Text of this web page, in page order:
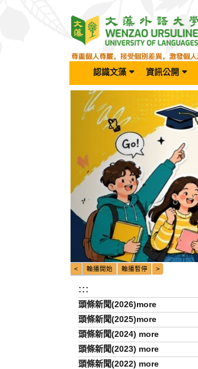
認識文藻 資訊公開
Previous
:::
頭條新聞(2026)more
頭條新聞(2025)more
頭條新聞(2024) more
頭條新聞(2023) more
頭條新聞(2022) more